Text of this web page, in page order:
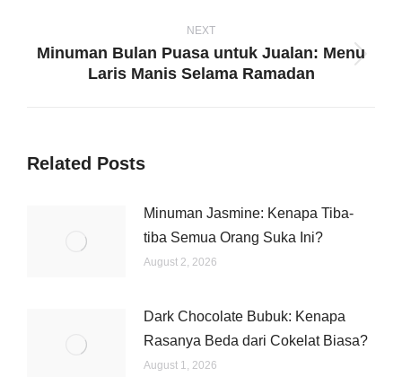
NEXT
Next
Minuman Bulan Puasa untuk Jualan: Menu
Laris Manis Selama Ramadan
Related Posts
Minuman Jasmine: Kenapa Tiba-
tiba Semua Orang Suka Ini?
August 2, 2026
Dark Chocolate Bubuk: Kenapa
Rasanya Beda dari Cokelat Biasa?
August 1, 2026